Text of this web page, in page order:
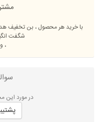
با خرید هر محصول ، بن تخفیف
شگفت
،
در مورد این